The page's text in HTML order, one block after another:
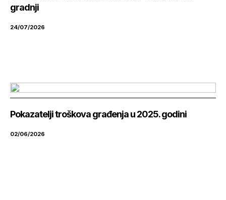
gradnji
24/07/2026
Pokazatelji troškova građenja u 2025. godini
02/06/2026